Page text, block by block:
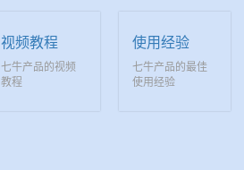
视频教程
七牛产品的视频
教程
使用经验
七牛产品的最佳
使用经验